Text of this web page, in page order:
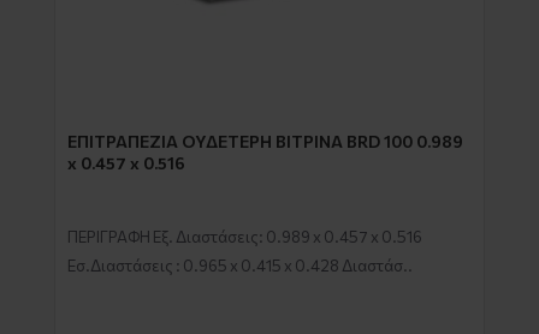
EΠΙΤΡΑΠΕΖΙΑ ΟΥΔΕΤΕΡΗ ΒΙΤΡΙΝΑ BRD 100 0.989
x 0.457 x 0.516
ΠΕΡΙΓΡΑΦΗ Εξ. Διαστάσεις: 0.989 x 0.457 x 0.516
Eσ.Διαστάσεις : 0.965 x 0.415 x 0.428 Διαστάσ..